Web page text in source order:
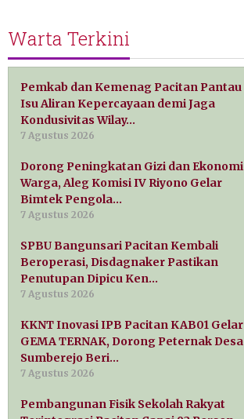
Warta Terkini
Pemkab dan Kemenag Pacitan Pantau
Isu Aliran Kepercayaan demi Jaga
Kondusivitas Wilay…
7 Agustus 2026
Dorong Peningkatan Gizi dan Ekonomi
Warga, Aleg Komisi IV Riyono Gelar
Bimtek Pengola…
7 Agustus 2026
SPBU Bangunsari Pacitan Kembali
Beroperasi, Disdagnaker Pastikan
Penutupan Dipicu Ken…
7 Agustus 2026
KKNT Inovasi IPB Pacitan KAB01 Gelar
GEMA TERNAK, Dorong Peternak Desa
Sumberejo Beri…
7 Agustus 2026
Pembangunan Fisik Sekolah Rakyat